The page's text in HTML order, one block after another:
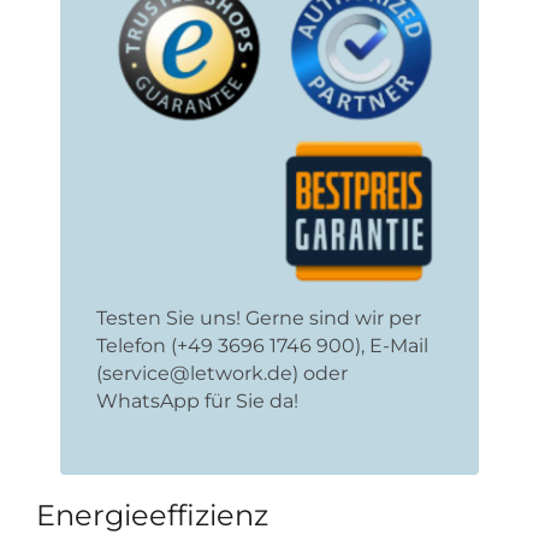
Testen Sie uns! Gerne sind wir per
Telefon (+49 3696 1746 900), E-Mail
(service@letwork.de) oder
WhatsApp für Sie da!
Energieeffizienz